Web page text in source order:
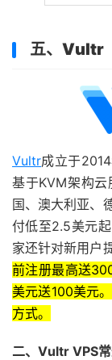
五、 Vultr
Vultr成立于
基于KVM架构
国、澳大利亚、
付低至2.5美元
家还针对新用户
前注册最高送
美元送100美元
方式。
二、Vultr VPS常